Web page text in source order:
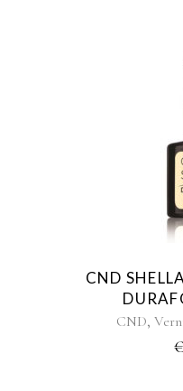
CND
CND,